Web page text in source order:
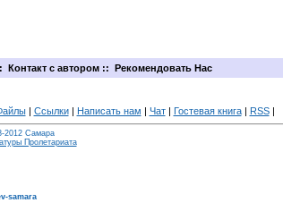
Контакт с автором :: Рекомендовать Нас
| Ссылки| Написать нам | Чат| Гостевая книга| RSS|
2012 Самара
Пролетариата
samara